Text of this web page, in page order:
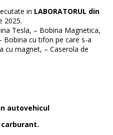
in LABORATORUL din
2025.
Tesla, – Bobina Magnetica,
Bobina cu tifon pe care s-a
cu magnet, – Caserola de
autovehicul
carburant.